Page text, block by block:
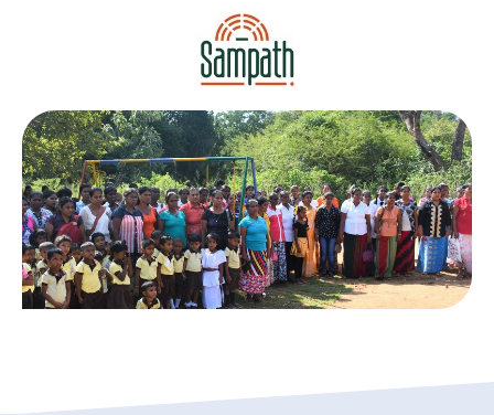
Veelgestelde vragen
Register Erkende Donatieplatformen